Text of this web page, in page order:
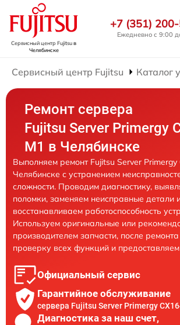
Сервисный центр Fujitsuв
Челябинске
+7 (351)
Ежедневно с 9:00
Сервисный центр Fujitsu Каталог
Ремонт сервера
Fujitsu Server Primergy
M1 в Челябинске
Выполняем ремонт Fujitsu Server Primergy
Челябинске с устранением
сложности. Проводим диагностику,
поломки, заменяем неисправные детали
восстанавливаем работоспособность
Используем оригинальные или
производителем запчасти, после
проверку всех функций и
Официальный сервис
Гарантийное обслуживание
сервера Fujitsu Server Primergy
Диагностика за наш счет,